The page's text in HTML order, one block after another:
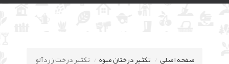
صفحه اصلی تکثیر درختان میوه تکثیر درخت زردآلو